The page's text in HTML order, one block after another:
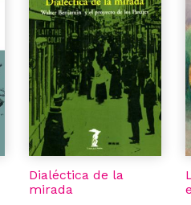
Dialéctica de la
mirada